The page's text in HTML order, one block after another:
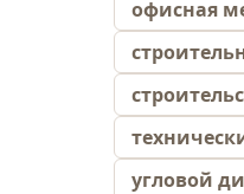
офисная
угловой